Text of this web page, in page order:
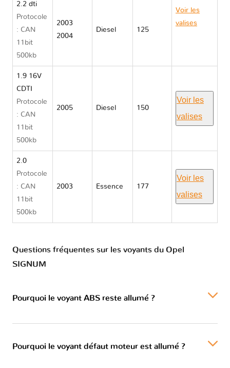
2.2 dti
Protocole
: CAN
11bit
500kb
2003
2004
Diesel 125
Voir les
valises
1.9 16V
CDTI
Protocole
: CAN
11bit
500kb
2005 Diesel 150
Voir les
valises
2.0
Protocole
: CAN
11bit
500kb
2003 Essence 177
Voir les
valises
Questions fréquentes sur les voyants du Opel
SIGNUM
Pourquoi le voyant ABS reste allumé ?
Pourquoi le voyant défaut moteur est allumé ?